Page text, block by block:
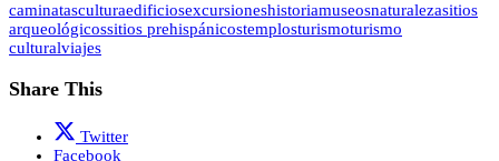
caminatasculturaedificiosexcursioneshistoriamuseosnaturalezasitios
arqueológicossitios prehispánicostemplosturismoturismo
culturalviajes
Share This
Twitter
Facebook